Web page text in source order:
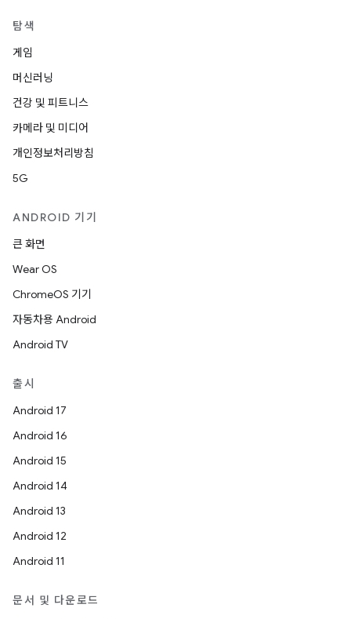
탐색
게임
머신러닝
건강 및 피트니스
카메라 및 미디어
개인정보처리방침
5G
ANDROID 기기
큰 화면
Wear OS
ChromeOS 기기
자동차용 Android
Android TV
출시
Android 17
Android 16
Android 15
Android 14
Android 13
Android 12
Android 11
문서 및 다운로드